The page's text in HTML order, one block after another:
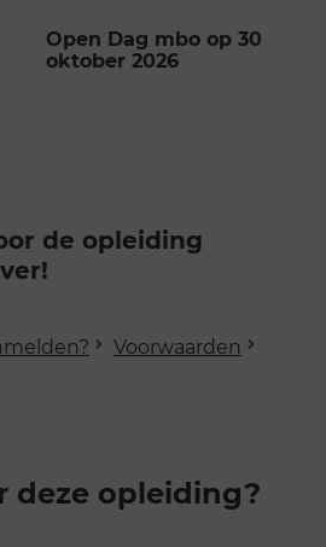
Open Dag mbo op 30
oktober 2026
de opleiding
Voorwaarden
deze opleiding?